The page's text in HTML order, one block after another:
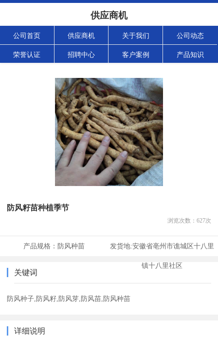
供应商机
公司首页 供应商机 关于我们 公司动态
荣誉认证 招聘中心 客户案例 产品知识
防风籽苗种植季节
浏览次数： 627次
产品规格： 防风种苗 发货地:安徽省亳州市谯城区十八里
镇十八里社区
关键词
防风种子,防风籽,防风芽,防风苗,防风种苗
详细说明